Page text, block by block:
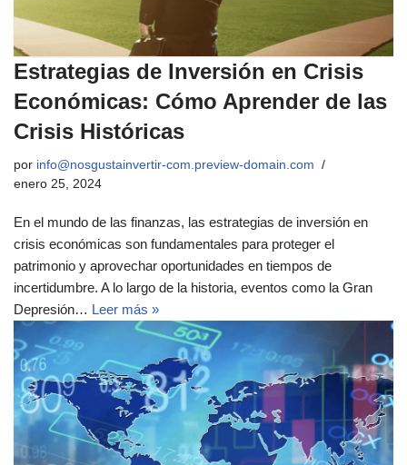
Estrategias de Inversión en Crisis
Económicas: Cómo Aprender de las
Crisis Históricas
por info@nosgustainvertir-com.preview-domain.com
enero 25, 2024
En el mundo de las finanzas, las estrategias de inversión en
crisis económicas son fundamentales para proteger el
patrimonio y aprovechar oportunidades en tiempos de
incertidumbre. A lo largo de la historia, eventos como la Gran
Depresión… Leer más »